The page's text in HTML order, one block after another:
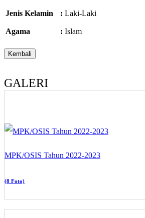
Jenis Kelamin : Laki-Laki
Agama : Islam
GALERI
MPK/OSIS Tahun 2022-2023
(8 Foto)